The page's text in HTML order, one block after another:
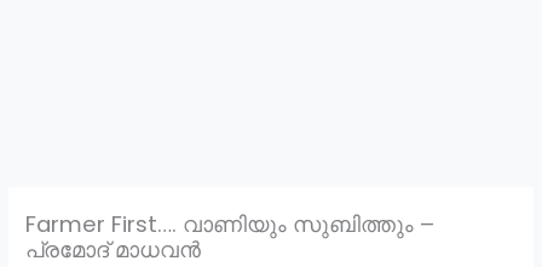
Farmer First…. വാണിയും സുബിത്തും –
പ്രമോദ് മാധവൻ